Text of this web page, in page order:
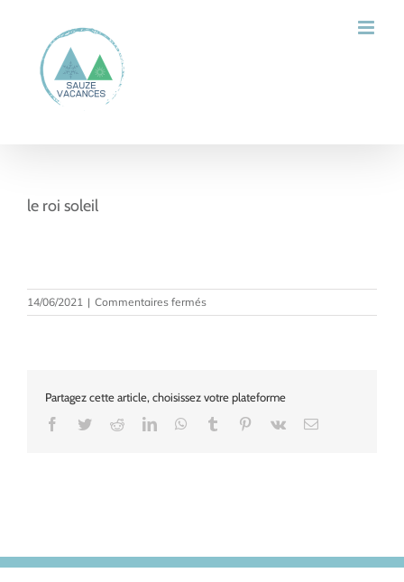
contenu
le roi soleil
14/06/2021 | Commentaires ferméssur
le
Partagez cette article, choisissez votre plateforme
Facebook
TwitterRedditLinkedInWhatsApp
Tumblr Pinterest
Vk Email